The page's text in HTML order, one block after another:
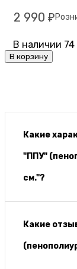
2 990 ₽
В наличии
В корзину
Какие
"ППУ"
см."?
Какие